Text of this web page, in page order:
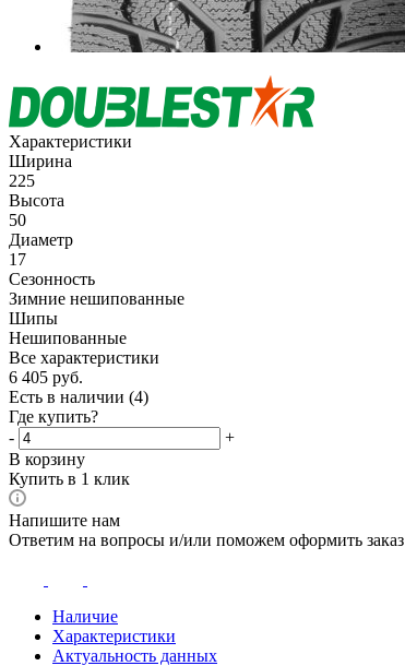
Характеристики
Ширина
225
Высота
50
Диаметр
17
Сезонность
Зимние нешипованные
Шипы
Нешипованные
Все характеристики
6 405 руб.
Есть в наличии (4)
Где купить?
-
+
В корзину
Купить в 1 клик
Напишите нам
Ответим на вопросы и/или поможем оформить заказ
Наличие
Характеристики
Актуальность данных